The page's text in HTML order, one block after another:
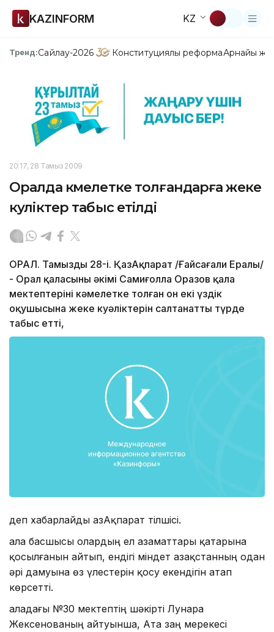
KAZINFORM KZ
Тренд:Сайлау-2026 Конституциялық реформаАрнайы
20:17, 28 Тамыз 2009
Оралда кәмелетке толғандарға жеке
куәліктер табыс етілді
ОРАЛ. Тамыздың 28-і. ҚазАқпарат /Ғайсағали Ералы/
- Орал қаласының әкімі Самиғолла Оразов қала
мектептерінің кәмелетке толған он екі үздік
оқушысына жеке куәліктерін салтанатты түрде
табыс етті,
деп хабарлайды ҚазАқпарат тілшісі.
Қала басшысы олардың ел азаматтары қатарына
қосылғанын айтып, ендігі міндет Қазақстанның одан
әрі дамуына өз үлестерін қосу екендігін атап
көрсетті.
Қаладағы №30 мектептің шәкірті Лунара
Жексенованың айтуынша, Ата заң мерекесі